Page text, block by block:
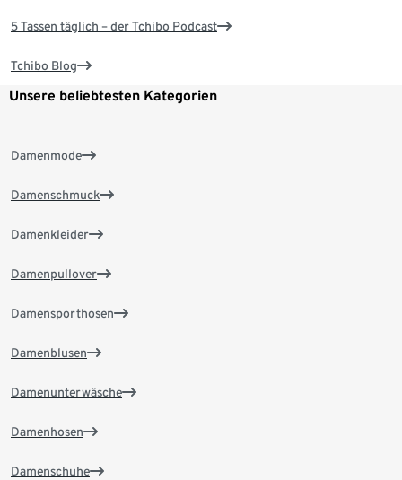
5 Tassen täglich – der Tchibo Podcast
Tchibo Blog
Unsere beliebtesten Kategorien
Damenmode
Damenschmuck
Damenkleider
Damenpullover
Damensporthosen
Damenblusen
Damenunterwäsche
Damenhosen
Damenschuhe